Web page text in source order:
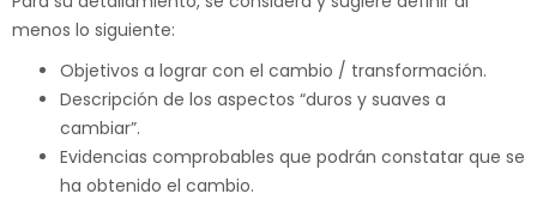
menos lo siguiente:
Objetivos a lograr con el cambio / transformación.
Descripción de los aspectos “duros y suaves a
cambiar”.
Evidencias comprobables que podrán constatar que se
ha obtenido el cambio.